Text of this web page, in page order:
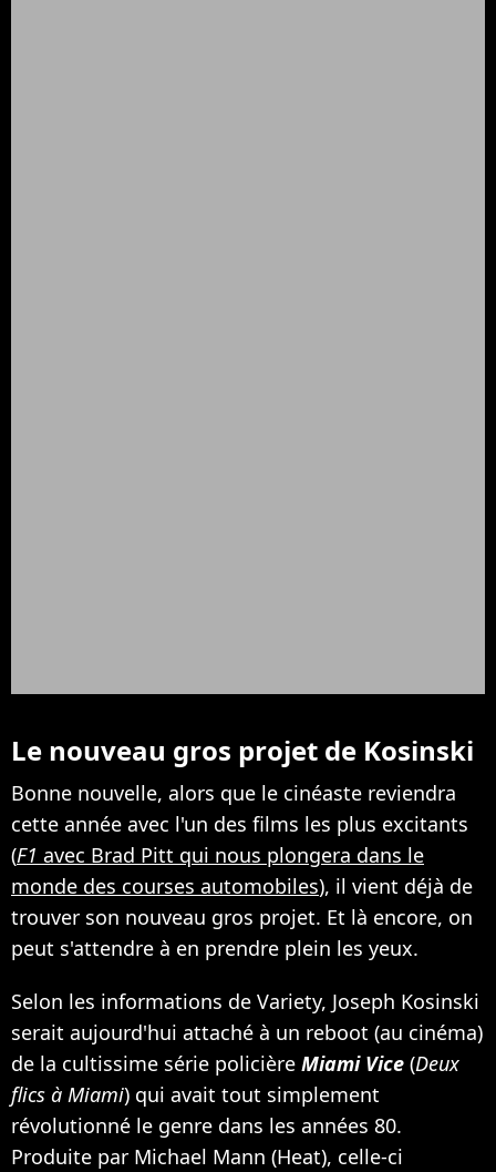
Le nouveau gros projet de Kosinski
Bonne nouvelle, alors que le cinéaste reviendra
cette année avec l'un des films les plus excitants
(F1 avec Brad Pitt qui nous plongera dans le
monde des courses automobiles), il vient déjà de
trouver son nouveau gros projet. Et là encore, on
peut s'attendre à en prendre plein les yeux.
Selon les informations de Variety, Joseph Kosinski
serait aujourd'hui attaché à un reboot (au cinéma)
de la cultissime série policière Miami Vice (Deux
flics à Miami) qui avait tout simplement
révolutionné le genre dans les années 80.
Produite par Michael Mann (Heat), celle-ci